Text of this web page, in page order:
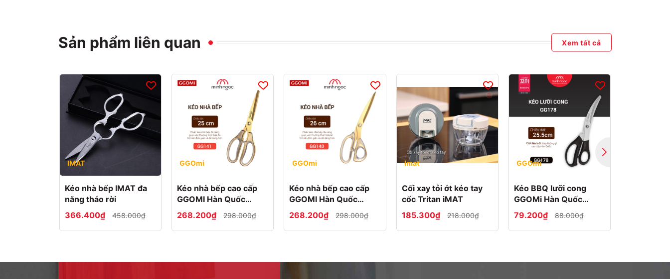
Sản phẩm liên quan Xem tất cả
IMAT
Kéo nhà bếp IMAT đa
năng tháo rời
366.400₫
458.000₫
GGOmi
Kéo nhà bếp cao cấp
GGOMI Hàn Quốc
GG141 Golden
268.200₫ 298.000₫
GGOmi
Kéo nhà bếp cao cấp
GGOMI Hàn Quốc
GG140 tay lệch Golden
268.200₫ 298.000₫
Imat
Cối xay tỏi ớt kéo tay
cốc Tritan iMAT
185.300₫
218.000₫
GGOmi
Kéo BBQ lưỡi cong
GGOMi Hàn Quốc
GG178
79.200₫ 88.000₫